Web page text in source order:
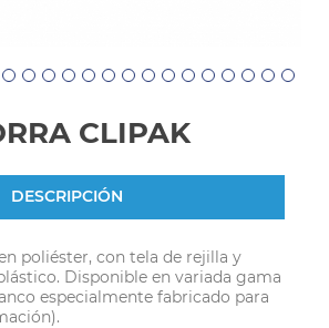
CLIPAK
DESCRIPCIÓN
poliéster, con tela de rejilla y
Disponible en variada gama
especialmente fabricado para